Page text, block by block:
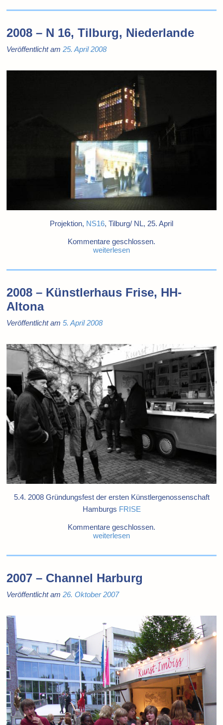
2008 – N 16, Tilburg, Niederlande
Veröffentlicht am25. April 2008
Projektion, NS16, Tilburg/ NL, 25. April
Kommentare geschlossen.
weiterlesen
2008 – Künstlerhaus Frise, HH-
Altona
Veröffentlicht am5. April 2008
5.4. 2008 Gründungsfest der ersten Künstlergenossenschaft
Hamburgs FRISE
Kommentare geschlossen.
weiterlesen
2007 – Channel Harburg
Veröffentlicht am26. Oktober 2007